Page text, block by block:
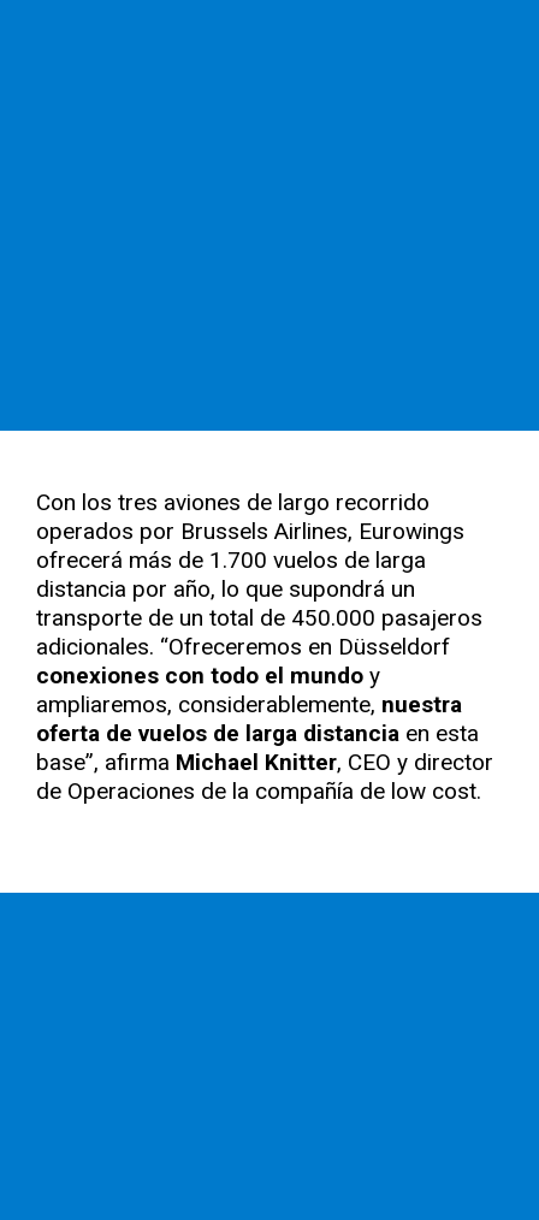
Con los tres aviones de largo recorrido
operados por Brussels Airlines, Eurowings
ofrecerá más de 1.700 vuelos de larga
distancia por año, lo que supondrá un
transporte de un total de 450.000 pasajeros
adicionales. “Ofreceremos en Düsseldorf
conexiones con todo el mundo y
ampliaremos, considerablemente, nuestra
oferta de vuelos de larga distancia en esta
base”, afirma Michael Knitter, CEO y director
de Operaciones de la compañía de low cost.